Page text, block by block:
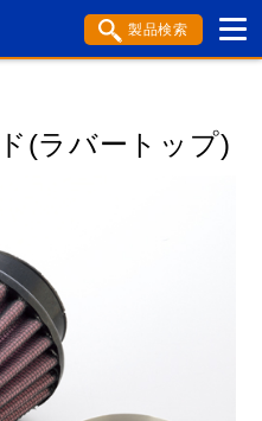
製品検索
る
(ラバートップ)